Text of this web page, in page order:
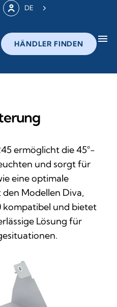
DE
HÄNDLER FINDEN menu
ermöglicht die 45°-
und sorgt für
eine optimale
Modellen Diva,
kompatibel und bietet
Lösung für